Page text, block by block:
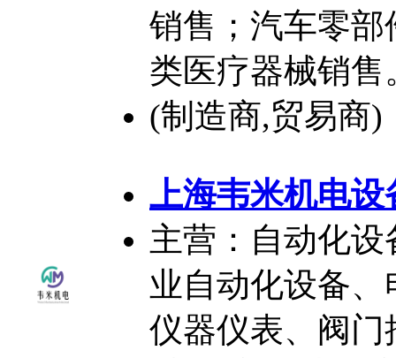
销售；汽车零
类医疗器械销售
(制造商,贸易商
上海韦米机电设
主营：自动化
业自动化设备
仪器仪表、阀门